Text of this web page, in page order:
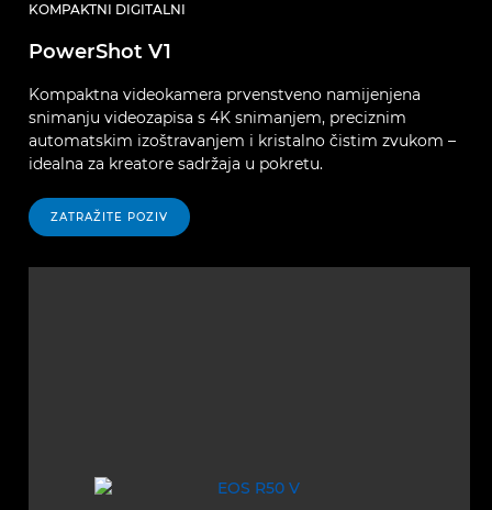
KOMPAKTNI DIGITALNI
PowerShot V1
Kompaktna videokamera prvenstveno namijenjena
snimanju videozapisa s 4K snimanjem, preciznim
automatskim izoštravanjem i kristalno čistim zvukom –
idealna za kreatore sadržaja u pokretu.
ZATRAŽITE POZIV